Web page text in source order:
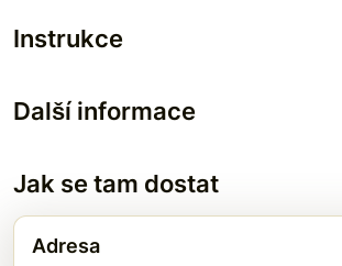
Instrukce
Další informace
Jak se tam dostat
Adresa